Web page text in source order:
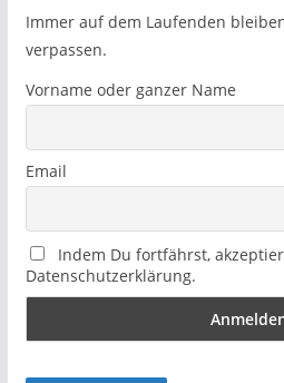
Immer auf dem Laufenden
verpassen.
Vorname oder ganzer Name
Email
Indem Du fortfährst,
Datenschutzerklärung.